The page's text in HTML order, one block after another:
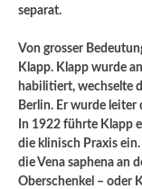
separat.
Von grosser
Klapp. Klapp wurde
habilitiert, wechselte
Berlin. Er wurde
In 1922 führte Klapp
die klinisch Praxis
die Vena saphena an
Oberschenkel – oder